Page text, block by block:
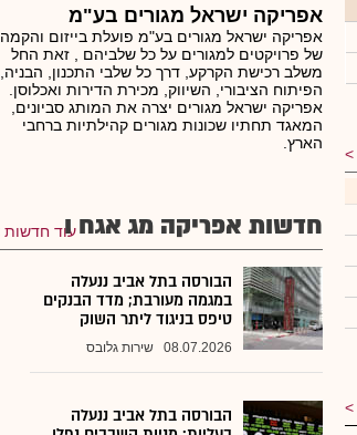
אפריקה ישראל מגורים בע"מ
אפריקה ישראל מגורים בע"מ פועלת בייזום והקמה
של פרויקטים למגורים על כל שלביהם , זאת החל
משלב רכישת הקרקע, דרך כל שלבי התכנון, הבניה,
הפיתוח הציבורי, השיווק, מכירת הדירות ואכלוסן.
אפריקה ישראל מגורים יצרה את המותג סביונים,
המאגד תחתיו שכונות מגורים קהילתיות ברחבי
הארץ.
חדשות אפריקה מג אגח ועוד חדשות
הבורסה בתל אביב ננעלה
במגמה מעורבת; מדד הבנקים
טיפס בניגוד ליתר השוק
08.07.2026 שירות גלובס
הבורסה בתל אביב ננעלה